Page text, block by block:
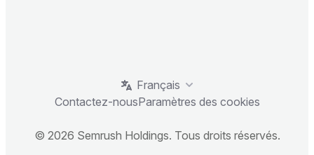
Français
Contactez-nousParamètres des cookies
© 2026 Semrush Holdings. Tous droits réservés.